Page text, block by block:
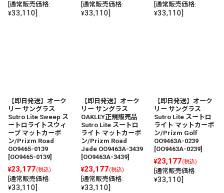
通常販売価格:
¥33,110]
通常販売価格:
¥33,110]
通常販売価格:
¥33,110]
【即日発送】オーク
リー サングラス
Sutro Lite Sweep ス
ートロライトスウィ
ープ マットカーボ
ン/Prizm Road
OO9465-0139
[OO9465-0139]
¥23,177(税込)
通常販売価格:
¥33,110]
【即日発送】オーク
リー サングラス
OAKLEY正規販売品
Sutro Lite スートロ
ライト マットカーボ
ン/Prizm Road
Jade OO9463A-3439
[OO9463A-3439]
¥23,177(税込)
通常販売価格:
¥33,110]
【即日発送】オーク
リー サングラス
Sutro Lite スートロ
ライト マットカーボ
ン/Prizm Golf
OO9463A-0239
[OO9463A-0239]
¥23,177(税込)
通常販売価格:
¥33,110]